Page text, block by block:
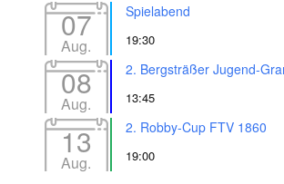
07
Aug.
Spielabend
19:30
08
Aug.
2. Bergsträßer Jugend-
13:45
13
Aug.
2. Robby-Cup FTV 1860
19:00